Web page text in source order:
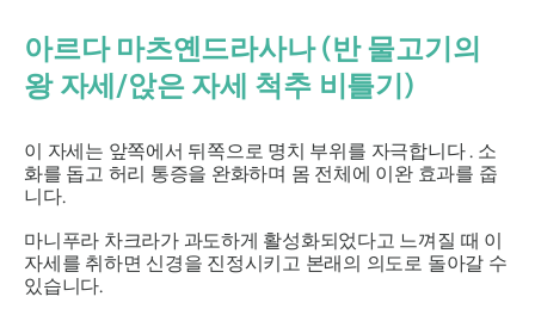
아르다 마츠옌드라사나(반 물고기의
왕 자세/앉은 자세 척추 비틀기)
이 자세는 앞쪽에서 뒤쪽으로 명치 부위를 자극합니다 . 소
화를 돕고 허리 통증을 완화하며 몸 전체에 이완 효과를 줍
니다.
마니푸라 차크라가과도하게 활성화되었다고 느껴질 때 이
자세를 취하면 신경을 진정시키고 본래의 의도로 돌아갈 수
있습니다.